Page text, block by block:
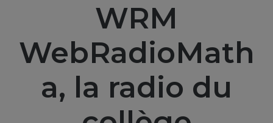
WRM
WebRadioMath
a, la radio du